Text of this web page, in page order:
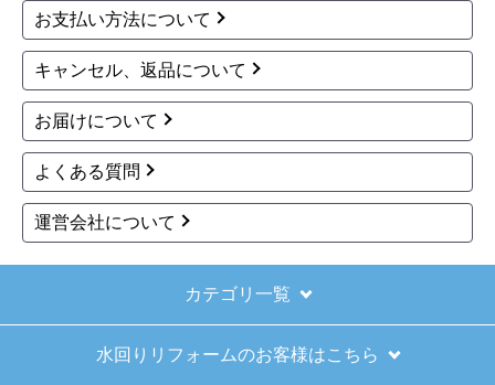
できました。また機会があれば是非利用したいと
思います。
きょりけ
2025年11月9日 07:54
欲しい商品をスムーズに注文できましたか？
はい
ショップからの連絡や対応は適切でしたか？
予定の期日までに商品が届きましたか？
はい
お支払い方法について
キャンセル、返品について
お届けについて
よくある質問
運営会社について
カテゴリ一覧
水回りリフォームのお客様はこちら